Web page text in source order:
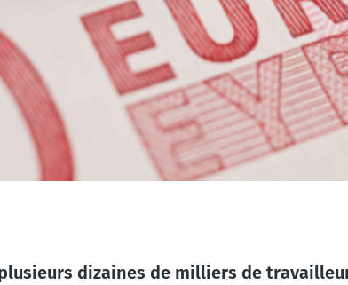
dizaines de milliers de